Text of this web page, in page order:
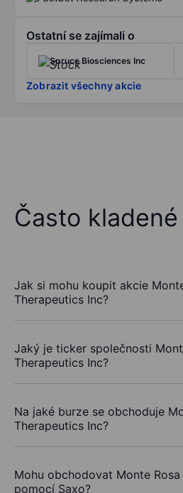
Ostatní se zajímali o
Spruce Biosciences Inc
Zobrazit všechny akcie
Často
Jak si mohu koupit akcie
Therapeutics Inc?
Jaký je ticker společnosti
Therapeutics Inc?
Na jaké burze se obchoduje
Therapeutics Inc?
Mohu obchodovat Monte
pomocí Saxo?